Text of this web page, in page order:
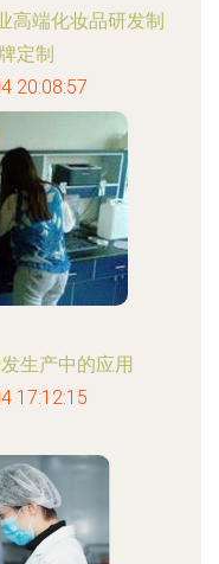
高端化妆品研发制
定制
20:08:57
生产中的应用
17:12:15